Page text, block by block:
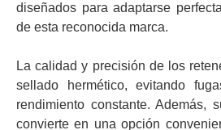
diseñados para adaptarse
de esta reconocida marca.
La calidad y precisión de los
sellado hermético, evitando
rendimiento constante. Además,
convierte en una opción